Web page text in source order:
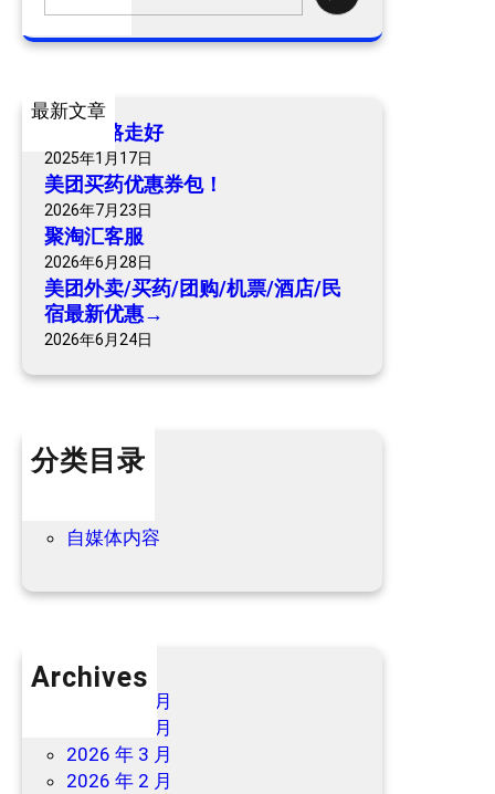
a
h
最新文章
爷爷一路走好
2025年1月17日
美团买药优惠券包！
2026年7月23日
聚淘汇客服
2026年6月28日
美团外卖/买药/团购/机票/酒店/民
宿最新优惠→
2026年6月24日
分类目录
自媒体内容
Archives
2026 年 7 月
2026 年 6 月
2026 年 3 月
2026 年 2 月